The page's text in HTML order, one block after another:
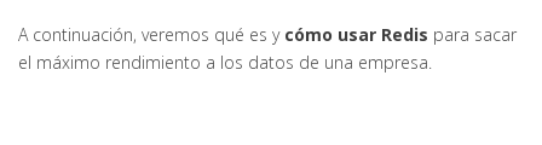
A continuación, veremos qué es y cómo usar Redis para sacar
el máximo rendimiento a los datos de una empresa.